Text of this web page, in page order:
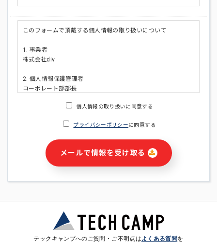
このフォームで頂戴する個人情報の取り扱いについて
1. 事業者
株式会社div
2. 個人情報保護管理者
コーポレート部部長
・ご請求された資料の送付のため
・本サービス及び本サービスに関連する情報(当社及び第三者の
サービス又は商品等の広告配信・宣伝を含みますが、それらに
・個人(法人の場合は担当者)を識別できない形式に加工した統
計情報の作成および利用
個人情報の取り扱いに同意する
プライバシーポリシーに同意する
メールで情報を受け取る
テックキャンプへのご質問・ご不明点はよくある質問を